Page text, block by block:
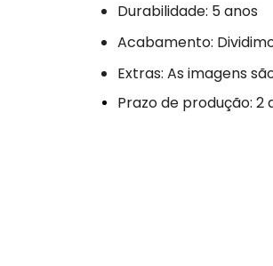
Durabilidade: 5 anos
Acabamento:
Extras: As imagens
Prazo de produção: 2